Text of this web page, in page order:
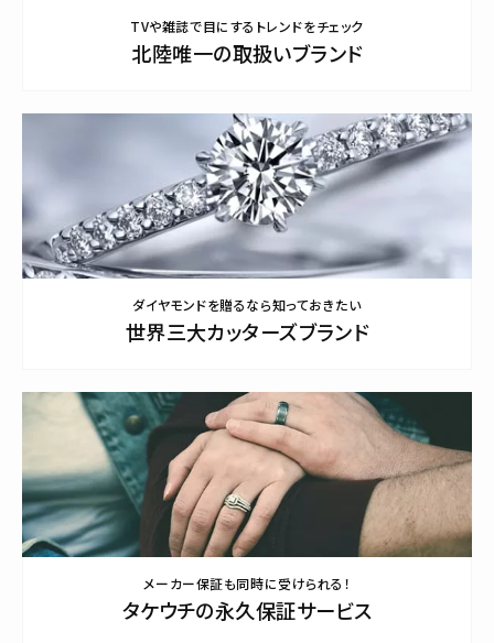
TVや雑誌で目にするトレンドをチェック
北陸唯一の取扱いブランド
ダイヤモンドを贈るなら知っておきたい
世界三大カッターズブランド
メーカー保証も同時に受けられる！
タケウチの永久保証サービス